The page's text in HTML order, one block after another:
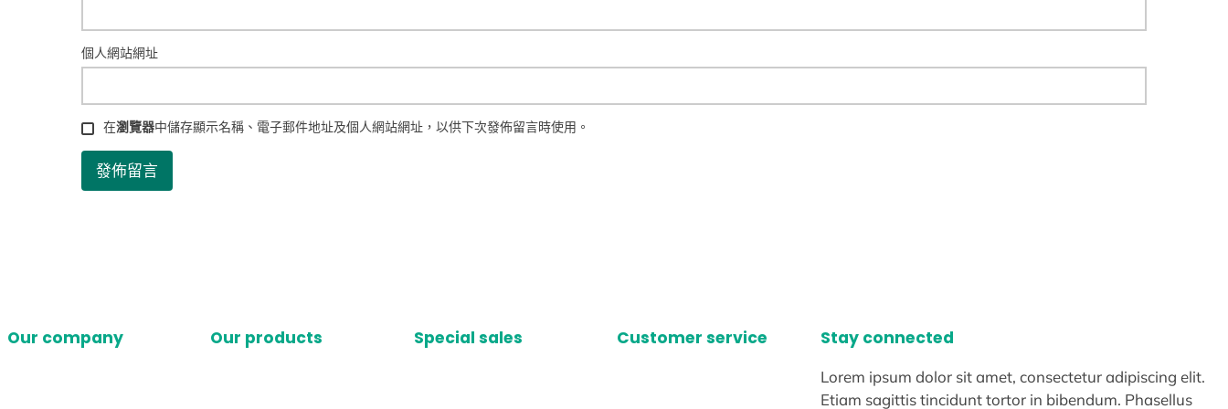
個人網站網址
在瀏覽器中儲存顯示名稱、電子郵件地址及個人網站網址，以供下次發佈留言時使用。
Our company Our products Special sales Customer service Stay connected
Lorem ipsum dolor sit amet, consectetur adipiscing elit.
Etiam sagittis tincidunt tortor in bibendum. Phasellus